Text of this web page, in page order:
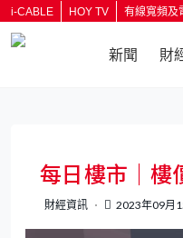
i-CABLE HOY TV 有線寬頻及
新聞 財
每日樓市｜
財經資訊 2023年09月